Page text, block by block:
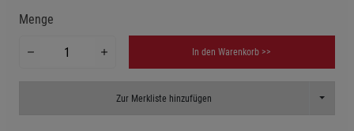
Menge
In den Warenkorb >>
Zur Merkliste hinzufügen Toggle